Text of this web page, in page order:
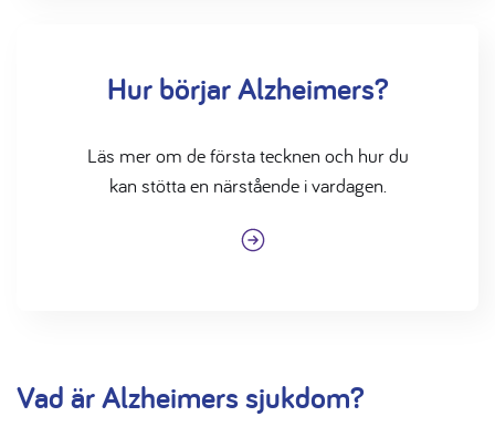
Hur börjar Alzheimers?
Läs mer om de första tecknen och hur du
kan stötta en närstående i vardagen.
Vad är Alzheimers sjukdom?